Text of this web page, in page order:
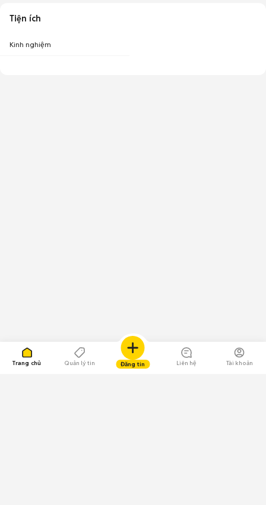
Trang chủ Quản lý tin Đăng tin Liên hệ Tài khoản
Tiện ích
Kinh nghiệm